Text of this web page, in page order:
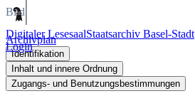
Digitaler LesesaalStaatsarchiv Basel-Stadt
Login
Bild
Archivplan
Identifikation
Inhalt und innere Ordnung
Zugangs- und Benutzungsbestimmungen